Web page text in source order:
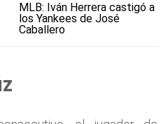
MLB: Iván Herrera castigó a
los Yankees de José
Caballero